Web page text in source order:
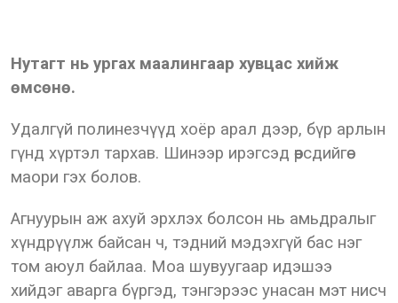
Нутагт нь ургах маалингаар хувцас хийж
өмсөнө.
Удалгүй полинезчүүд хоёр арал дээр, бүр арлын
гүнд хүртэл тархав. Шинээр ирэгсэд өөрсдийгөө
маори гэх болов.
Агнуурын аж ахуй эрхлэх болсон нь амьдралыг
хүндрүүлж байсан ч, тэдний мэдэхгүй бас нэг
том аюул байлаа. Моа шувуугаар идэшээ
хийдэг аварга бүргэд, тэнгэрээс унасан мэт нисч